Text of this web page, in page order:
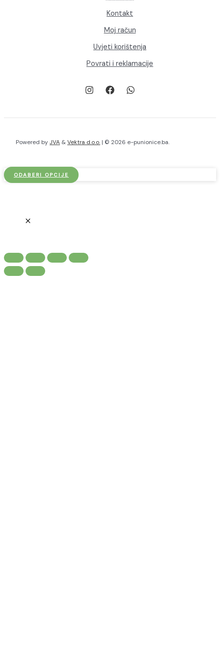
Kontakt
Moj račun
Uvjeti korištenja
Povrati i reklamacije
Powered byJVA &Vektra d.o.o. | © 2026 e-punionice.ba.
ODABERI OPCIJE